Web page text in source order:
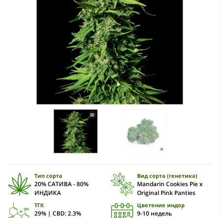
Тип сорта
20% САТИВА - 80%
ИНДИКА
Вид сорта (генетика)
Mandarin Cookies Pie x
Original Pink Panties
ТГК
29% | CBD: 2.3%
Цветение индор
9-10 недель